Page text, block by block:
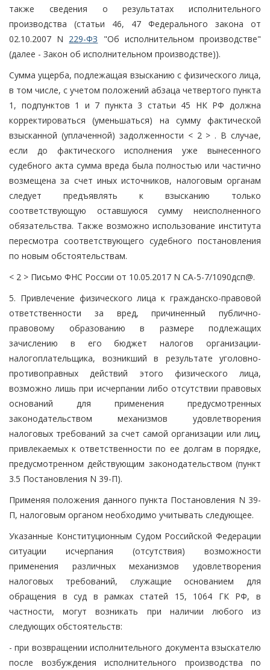
также сведения о результатах исполнительного
производства (статьи 46, 47 Федерального закона от
02.10.2007 N 229-ФЗ "Об исполнительном производстве"
(далее - Закон об исполнительном производстве)).
Сумма ущерба, подлежащая взысканию с физического лица,
в том числе, с учетом положений абзаца четвертого пункта
1, подпунктов 1 и 7 пункта 3 статьи 45 НК РФ должна
корректироваться (уменьшаться) на сумму фактической
взысканной (уплаченной) задолженности < 2 > . В случае,
если до фактического исполнения уже вынесенного
судебного акта сумма вреда была полностью или частично
возмещена за счет иных источников, налоговым органам
следует предъявлять к взысканию только
соответствующую оставшуюся сумму неисполненного
обязательства. Также возможно использование института
пересмотра соответствующего судебного постановления
по новым обстоятельствам.
< 2 > Письмо ФНС России от 10.05.2017 N СА-5-7/1090дсп@.
5. Привлечение физического лица к гражданско-правовой
ответственности за вред, причиненный публично-
правовому образованию в размере подлежащих
зачислению в его бюджет налогов организации-
налогоплательщика, возникший в результате уголовно-
противоправных действий этого физического лица,
возможно лишь при исчерпании либо отсутствии правовых
оснований для применения предусмотренных
законодательством механизмов удовлетворения
налоговых требований за счет самой организации или лиц,
привлекаемых к ответственности по ее долгам в порядке,
предусмотренном действующим законодательством (пункт
3.5 Постановления N 39-П).
Применяя положения данного пункта Постановления N 39-
П, налоговым органом необходимо учитывать следующее.
Указанные Конституционным Судом Российской Федерации
ситуации исчерпания (отсутствия) возможности
применения различных механизмов удовлетворения
налоговых требований, служащие основанием для
обращения в суд в рамках статей 15, 1064 ГК РФ, в
частности, могут возникать при наличии любого из
следующих обстоятельств:
- при возвращении исполнительного документа взыскателю
после возбуждения исполнительного производства по